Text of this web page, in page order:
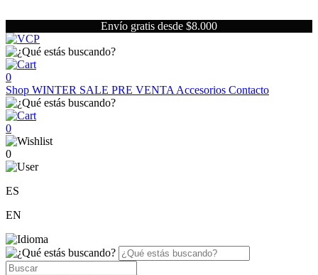
Envío gratis desde $8.000
0
Shop WINTER SALE PRE VENTA Accesorios Contacto
0
0
ES
EN